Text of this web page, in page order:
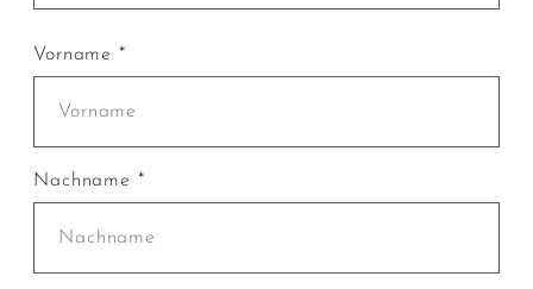
Vorname *
Nachname *